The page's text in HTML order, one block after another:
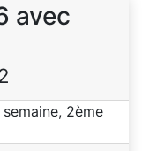
avec